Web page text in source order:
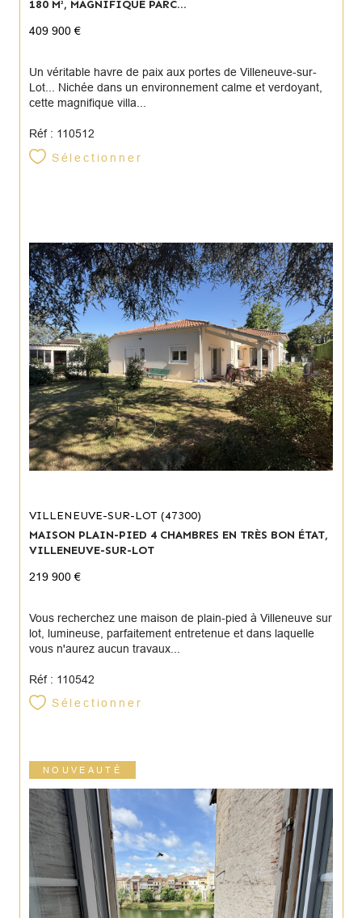
180 M², MAGNIFIQUE PARC...
409 900 €
Un véritable havre de paix aux portes de Villeneuve-sur-
Lot... Nichée dans un environnement calme et verdoyant,
cette magnifique villa...
Réf : 110512
Sélectionner
VILLENEUVE-SUR-LOT (47300)
MAISON PLAIN-PIED 4 CHAMBRES EN TRÈS BON ÉTAT,
VILLENEUVE-SUR-LOT
219 900 €
Vous recherchez une maison de plain-pied à Villeneuve sur
lot, lumineuse, parfaitement entretenue et dans laquelle
vous n'aurez aucun travaux...
Réf : 110542
Sélectionner
NOUVEAUTÉ